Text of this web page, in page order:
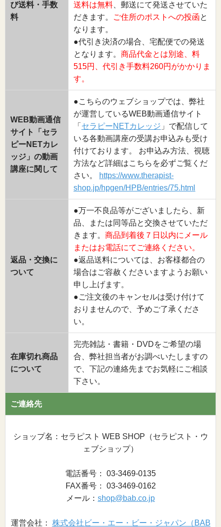
び送料・手数
料
送料は無料、郵送にて発送させていた
だきます。
ご住所のポストへの投函と
なります。
●代引き決済の場合、宅配便での発送
となります。 商品代金とは別途、料
515円、代引き手数料260円がかかりま
す。
WEB動画通信
サイト「セラ
ピーNETカレ
ッジ」の動画
講座に関して
●こちらのウェブショップでは、弊社
が運営しているWEB動画通信サイト
「 セラピーNETカレッジ 」で配信して
いる各動画講座の受講お申込みも受け
付けております。 お申込み方法、視聴
方法など詳細はこちらを必ずご覧くだ
さい。
https://www.therapist-
shop.jp/hpgen/HPB/entries/75.html
返品・交換に
ついて
●万一不良品等がございましたら、新
品、または同等品と交換させていただ
きます。 商品到着後７日以内にメール
またはお電話にてご連絡ください。
●返品送料については、お客様都合の
場合はご容赦くださいますようお願い
申し上げます。
●ご注文後のキャンセルは受け付けて
おりませんので、予めご了承くださ
い。
在庫切れ商品
について
完売雑誌・書籍・DVDをご希望の場
合、弊社担当者がお調べいたしますの
で、下記の連絡先までお気軽にご相談
下さい。
ご連絡先
ショップ名：セラピスト WEB SHOP（セラピスト・ウ
ェブショップ）
電話番号： 03-3469-0135
FAX番号： 03-3469-0162
メール： shop@bab.co.jp
運営会社： 株式会社ビー・エー・ビー・ジャパン（BAB